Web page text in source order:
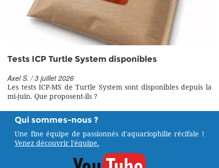
Tests ICP Turtle System disponibles
Axel S. / 3 juillet 2026
Les tests ICP-MS de Turtle System sont disponibles depuis la
mi-juin. Que proposent-ils ?
Qui sommes-nous ?
Une fine équipe de passionnés d'aquariophilie récifale !
Venez découvrir l'équipe.